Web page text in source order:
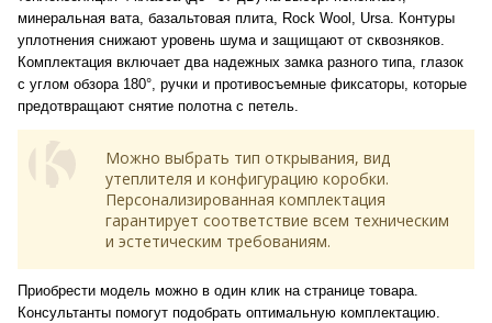
минеральная вата, базальтовая плита, Rock Wool, Ursa. Контуры
уплотнения снижают уровень шума и защищают от сквозняков.
Комплектация включает два надежных замка разного типа, глазок
с углом обзора 180°, ручки и противосъемные фиксаторы, которые
предотвращают снятие полотна с петель.
Можно выбрать тип открывания, вид
утеплителя и конфигурацию коробки.
Персонализированная комплектация
гарантирует соответствие всем техническим
и эстетическим требованиям.
Приобрести модель можно в один клик на странице товара.
Консультанты помогут подобрать оптимальную комплектацию.